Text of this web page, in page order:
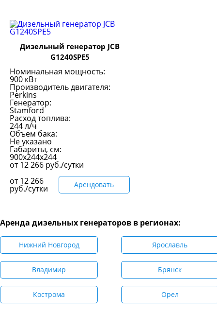
Дизельный генератор JCB
G1240SPE5
Номинальная мощность:
900 кВт
Производитель двигателя:
Perkins
Генератор:
Stamford
Расход топлива:
244 л/ч
Объем бака:
Не указано
Габариты, см:
900x244x244
от12 266 руб./сутки
от12 266
руб./сутки Арендовать
Аренда дизельных генераторов в регионах:
Нижний Новгород Ярославль
Владимир Брянск
Кострома Орел